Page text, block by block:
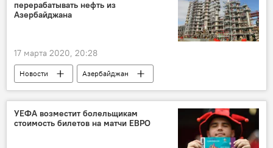
турнир
Екатеринбург
перерабатывать нефть из
Азербайджана
17 марта 2020, 20:28
Новости
Азербайджан
Новости мира
Экономика
Беларусь
Нефть и газ
Мозырский НПЗ
Переработка
УЕФА возместит болельщикам
стоимость билетов на матчи ЕВРО